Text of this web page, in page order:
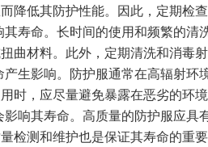
降低其防护性能。因此，定期检
寿命。长时间的使用和频繁的
曲材料。此外，定期清洗和消毒
生影响。防护服通常在高辐射
时，应尽量避免暴露在恶劣的环
响其寿命。高质量的防护服应
检测和维护也是保证其寿命的重